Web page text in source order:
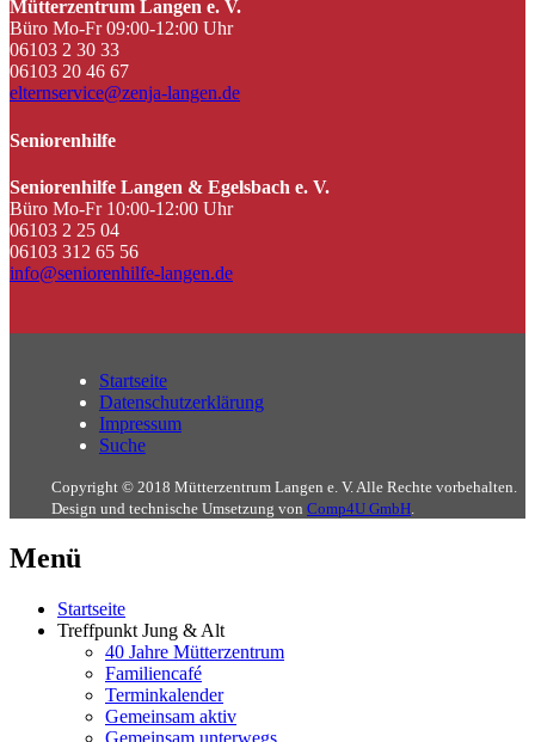
Mütterzentrum Langen e. V.
Büro Mo-Fr 09:00-12:00 Uhr
06103 2 30 33
06103 20 46 67
elternservice@zenja-langen.de
Seniorenhilfe
Seniorenhilfe Langen & Egelsbach e. V.
Büro Mo-Fr 10:00-12:00 Uhr
06103 2 25 04
06103 312 65 56
info@seniorenhilfe-langen.de
Startseite
Datenschutzerklärung
Impressum
Suche
Copyright © 2018 Mütterzentrum Langen e. V. Alle Rechte vorbehalten.
Design und technische Umsetzung von Comp4U GmbH
Menü
Startseite
Treffpunkt Jung & Alt
40 Jahre Mütterzentrum
Familiencafé
Terminkalender
Gemeinsam aktiv
Gemeinsam unterwegs